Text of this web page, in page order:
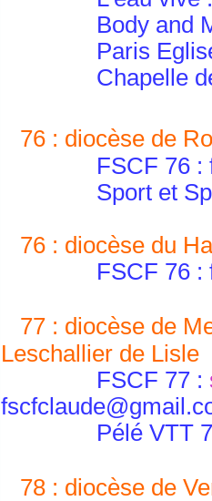
Body and Mind
Paris Eglise
Chapelle des
76 : diocèse de
FSCF 76 :
Sport et
76 : diocèse du
FSCF 76 :
77 : diocèse de
Leschallier de Lisle
FSCF 77 :
Pélé VTT 77 :
78 : diocèse de